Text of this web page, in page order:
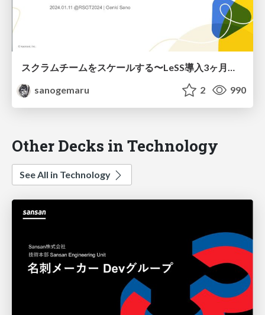
スクラムチームをスケールする〜LeSS導入3ヶ月の振り返りと課題〜
sanogemaru
2 990
Other Decks in Technology
See All in Technology